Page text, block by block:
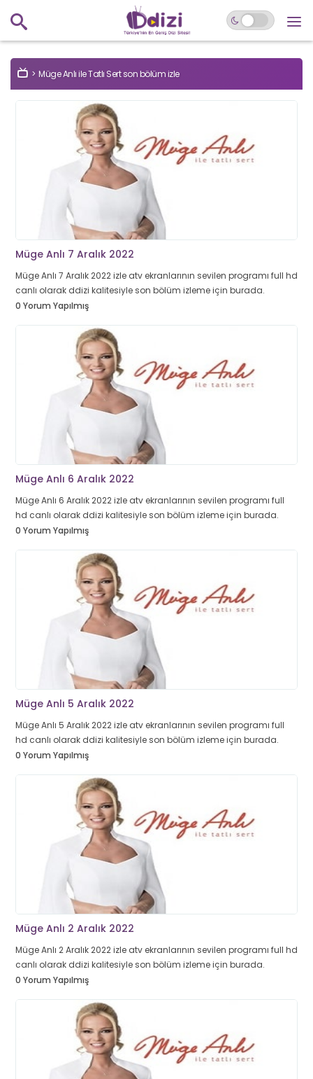
Müge Anlı ile Tatlı Sert son bölüm izle
Müge Anlı 7 Aralık 2022
Müge Anlı 7 Aralık 2022 izle atv ekranlarının sevilen programı full hd
canlı olarak ddizi kalitesiyle son bölüm izleme için burada.
0 Yorum Yapılmış
Müge Anlı 6 Aralık 2022
Müge Anlı 6 Aralık 2022 izle atv ekranlarının sevilen programı full
hd canlı olarak ddizi kalitesiyle son bölüm izleme için burada.
0 Yorum Yapılmış
Müge Anlı 5 Aralık 2022
Müge Anlı 5 Aralık 2022 izle atv ekranlarının sevilen programı full
hd canlı olarak ddizi kalitesiyle son bölüm izleme için burada.
0 Yorum Yapılmış
Müge Anlı 2 Aralık 2022
Müge Anlı 2 Aralık 2022 izle atv ekranlarının sevilen programı full hd
canlı olarak ddizi kalitesiyle son bölüm izleme için burada.
0 Yorum Yapılmış